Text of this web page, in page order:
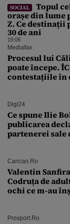
SOCIAL
Topul
orașe din lume
Z. Ce
30 de ani
19:06
Mediafax
Procesul lui
poate începe.
contestațiile în
Digi24
Ce spune Ilie
publicarea
partenerei sale
Cancan.ro
Valentin
Codruța de
ochi ce m-au
Prosport.ro